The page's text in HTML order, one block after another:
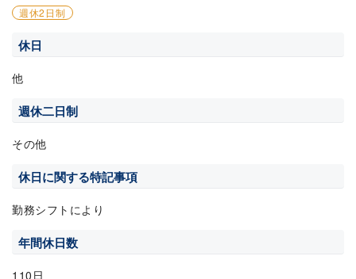
週休2日制
休日
他
週休二日制
その他
休日に関する特記事項
勤務シフトにより
年間休日数
110日